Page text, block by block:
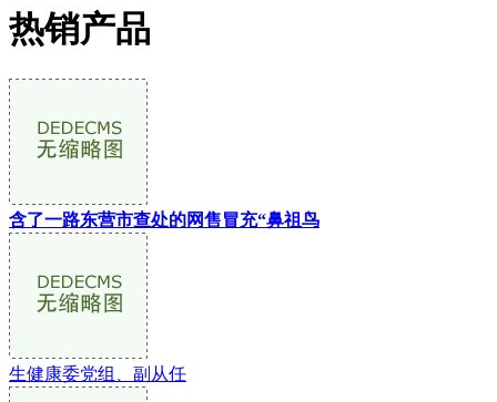
热销产品
含了一路东营市查处的网售冒充“鼻祖鸟
生健康委党组、副从任